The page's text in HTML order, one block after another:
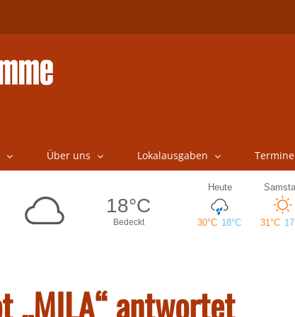
Über uns Lokalausgaben Termine
„MILA“ antwortet